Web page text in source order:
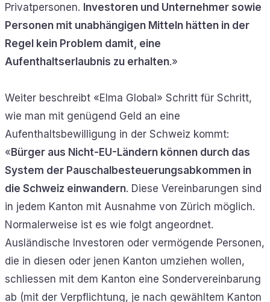
Privatpersonen. Investoren und Unternehmer sowie
Personen mit unabhängigen Mitteln hätten in der
Regel kein Problem damit, eine
Aufenthaltserlaubnis zu erhalten.»
Weiter beschreibt «Elma Global» Schritt für Schritt,
wie man mit genügend Geld an eine
Aufenthaltsbewilligung in der Schweiz kommt:
«Bürger aus Nicht-EU-Ländern können durch das
System der Pauschalbesteuerungsabkommen in
die Schweiz einwandern. Diese Vereinbarungen sind
in jedem Kanton mit Ausnahme von Zürich möglich.
Normalerweise ist es wie folgt angeordnet.
Ausländische Investoren oder vermögende Personen,
die in diesen oder jenen Kanton umziehen wollen,
schliessen mit dem Kanton eine Sondervereinbarung
ab (mit der Verpflichtung, je nach gewähltem Kanton